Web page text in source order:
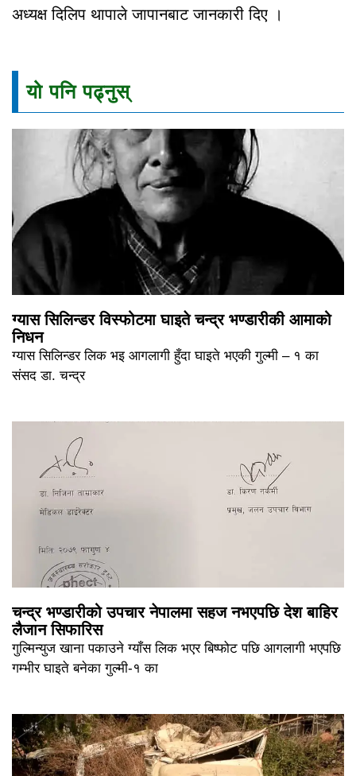
अध्यक्ष दिलिप थापाले जापानबाट जानकारी दिए ।
यो पनि पढ्नुस्
ग्यास सिलिन्डर विस्फोटमा घाइते चन्द्र भण्डारीकी आमाको
निधन
ग्यास सिलिन्डर लिक भइ आगलागी हुँदा घाइते भएकी गुल्मी – १ का
संसद डा. चन्द्र
चन्द्र भण्डारीको उपचार नेपालमा सहज नभएपछि देश बाहिर
लैजान सिफारिस
गुल्मिन्युज खाना पकाउने ग्याँस लिक भएर बिष्फोट पछि आगलागी भएपछि
गम्भीर घाइते बनेका गुल्मी-१ का